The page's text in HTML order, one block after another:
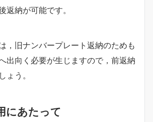
返納が可能です。
，旧ナンバープレート返納のためも
出向く必要が生じますので，前返納
ょう。
にあたって